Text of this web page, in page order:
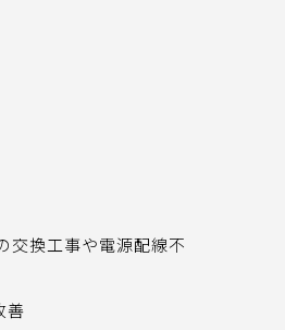
交換工事や電源配線不
善